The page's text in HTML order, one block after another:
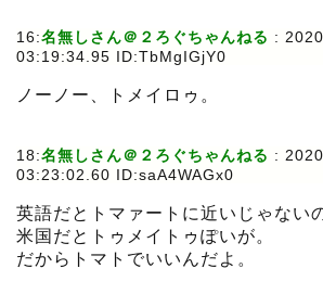
16:名無しさん＠２ろぐちゃんねる :
03:19:34.95 ID:TbMgIGjY0
ノーノー、トメイロゥ。
18:名無しさん＠２ろぐちゃんねる :
03:23:02.60 ID:saA4WAGx0
英語だとトマァートに近いじゃない
米国だとトゥメイトゥぽいが。
だからトマトでいいんだよ。